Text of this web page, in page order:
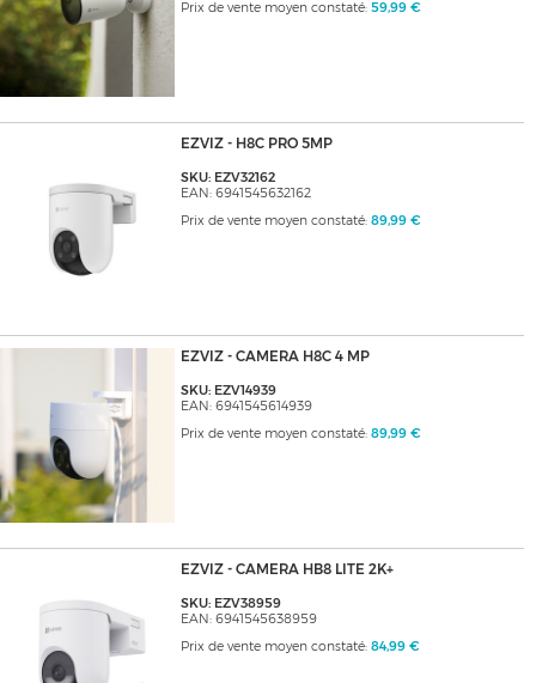
Prix de vente moyen constaté: 59,99 €
EZVIZ - H8C PRO 5MP
SKU: EZV32162
EAN: 6941545632162
Prix de vente moyen constaté: 89,99 €
EZVIZ - CAMERA H8C 4 MP
SKU: EZV14939
EAN: 6941545614939
Prix de vente moyen constaté: 89,99 €
EZVIZ - CAMERA HB8 LITE 2K+
SKU: EZV38959
EAN: 6941545638959
Prix de vente moyen constaté: 84,99 €